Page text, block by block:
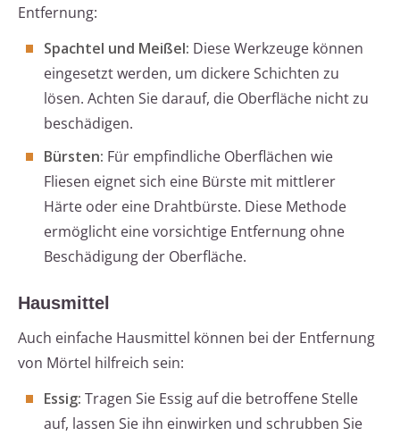
Entfernung:
Spachtel und Meißel: Diese Werkzeuge können
eingesetzt werden, um dickere Schichten zu
lösen. Achten Sie darauf, die Oberfläche nicht zu
beschädigen.
Bürsten: Für empfindliche Oberflächen wie
Fliesen eignet sich eine Bürste mit mittlerer
Härte oder eine Drahtbürste. Diese Methode
ermöglicht eine vorsichtige Entfernung ohne
Beschädigung der Oberfläche.
Hausmittel
Auch einfache Hausmittel können bei der Entfernung
von Mörtel hilfreich sein:
Essig: Tragen Sie Essig auf die betroffene Stelle
auf, lassen Sie ihn einwirken und schrubben Sie